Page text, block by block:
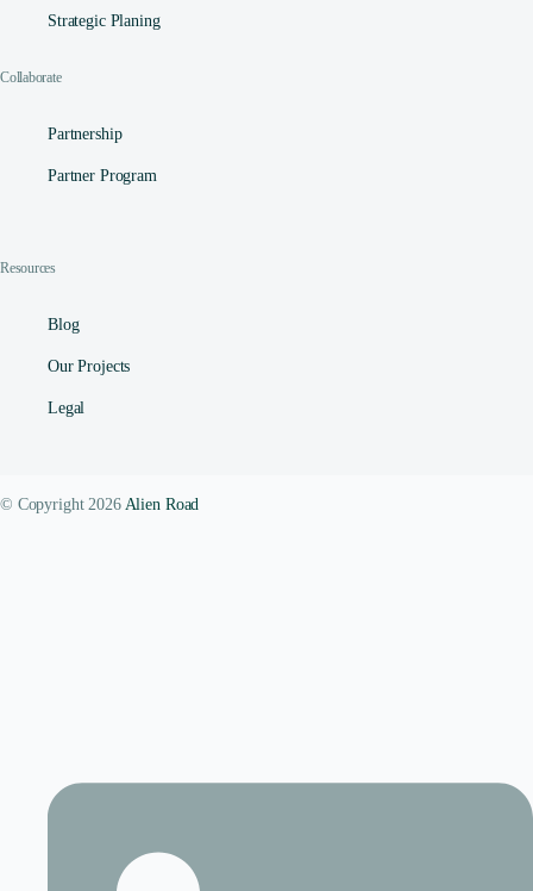
Strategic Planing
Collaborate
Partnership
Partner Program
Resources
Blog
Our Projects
Legal
© Copyright 2026 Alien Road